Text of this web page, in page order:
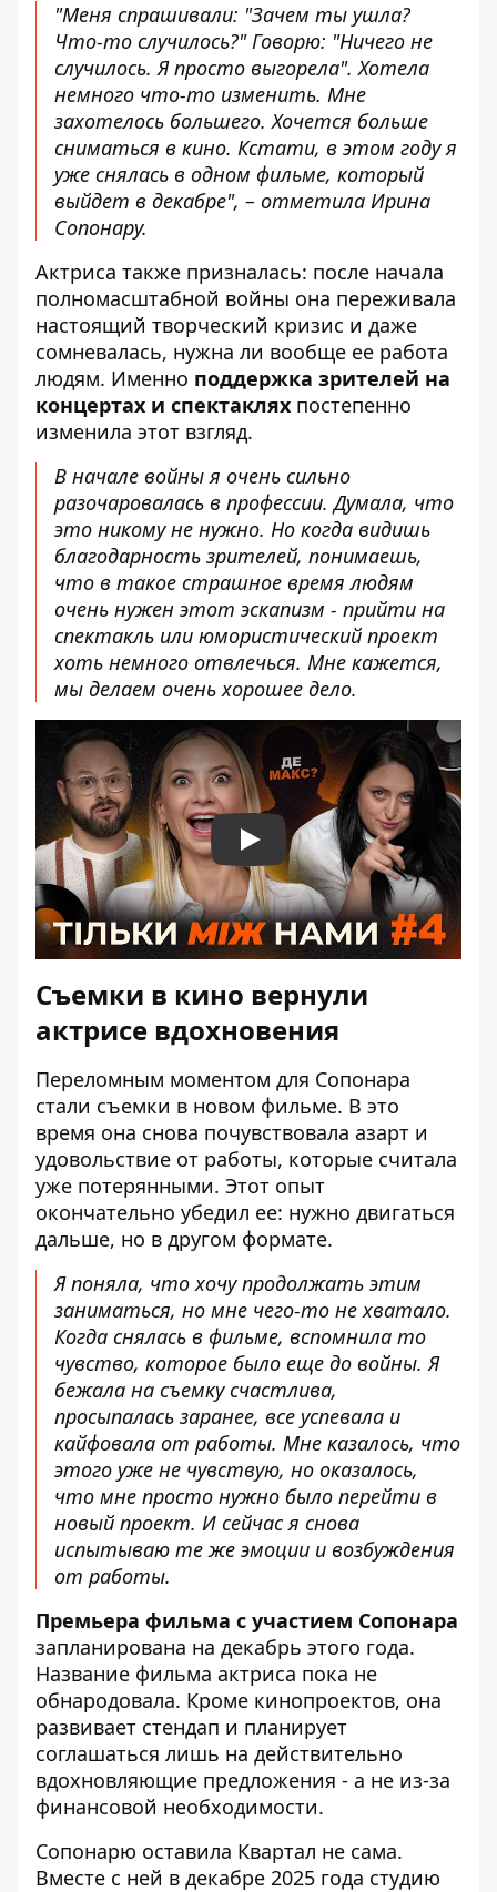
"Меня спрашивали: "Зачем ты ушла?
Что-то случилось?" Говорю: "Ничего не
случилось. Я просто выгорела". Хотела
немного что-то изменить. Мне
захотелось большего. Хочется больше
сниматься в кино. Кстати, в этом году я
уже снялась в одном фильме, который
выйдет в декабре", – отметила Ирина
Сопонару.
Актриса также призналась: после начала
полномасштабной войны она переживала
настоящий творческий кризис и даже
сомневалась, нужна ли вообще ее работа
людям. Именно поддержка зрителей на
концертах и ​​спектаклях постепенно
изменила этот взгляд.
В начале войны я очень сильно
разочаровалась в профессии. Думала, что
это никому не нужно. Но когда видишь
благодарность зрителей, понимаешь,
что в такое страшное время людям
очень нужен этот эскапизм - прийти на
спектакль или юмористический проект
хоть немного отвлечься. Мне кажется,
мы делаем очень хорошее дело.
Play
Съемки в кино вернули
актрисе вдохновения
Переломным моментом для Сопонара
стали съемки в новом фильме. В это
время она снова почувствовала азарт и
удовольствие от работы, которые считала
уже потерянными. Этот опыт
окончательно убедил ее: нужно двигаться
дальше, но в другом формате.
Я поняла, что хочу продолжать этим
заниматься, но мне чего-то не хватало.
Когда снялась в фильме, вспомнила то
чувство, которое было еще до войны. Я
бежала на съемку счастлива,
просыпалась заранее, все успевала и
кайфовала от работы. Мне казалось, что
этого уже не чувствую, но оказалось,
что мне просто нужно было перейти в
новый проект. И сейчас я снова
испытываю те же эмоции и возбуждения
от работы.
Премьера фильма с участием Сопонара
запланирована на декабрь этого года.
Название фильма актриса пока не
обнародовала. Кроме кинопроектов, она
развивает стендап и планирует
соглашаться лишь на действительно
вдохновляющие предложения - а не из-за
финансовой необходимости.
Сопонарю оставила Квартал не сама.
Вместе с ней в декабре 2025 года студию